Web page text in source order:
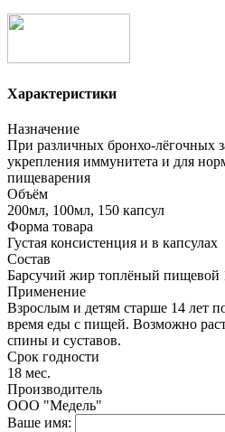
Характеристики
Назначение
При различных бронхо-лёгочных
укрепления иммунитета и для
пищеварения
Объём
200мл, 100мл, 150 капсул
Форма товара
Густая консистенция и в капсулах
Состав
Барсучий жир топлёный пищевой
Применение
Взрослым и детям старше 14 лет
время еды с пищей. Возможно
спины и суставов.
Срок годности
18 мес.
Производитель
ООО "Медель"
Ваше имя: